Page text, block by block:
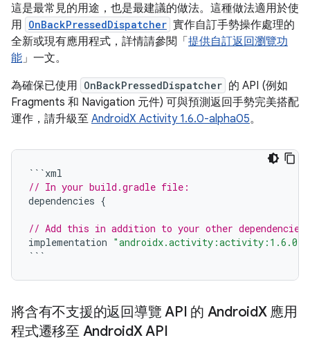
這是最常見的用途，也是最建議的做法。這種做法適用於使
用 OnBackPressedDispatcher 實作自訂手勢操作處理的
全新或現有應用程式，詳情請參閱「提供自訂返回瀏覽功
能 」一文。
為確保已使用 OnBackPressedDispatcher 的 API (例如
Fragments 和 Navigation 元件) 可與預測返回手勢完美搭配
運作，請升級至 AndroidX Activity 1.6.0-alpha05。
```xml
// In your build.gradle file:
dependencies {
// Add this in addition to your other dependencies
implementation "androidx.activity:activity:1.6.0-
```
將含有不支援的返回導覽 API 的 AndroidX 應用
程式遷移至 AndroidX API